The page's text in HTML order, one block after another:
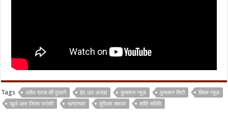
Tags अवैध शराब की दुकाने ईद उल अजहा कुचामन न्यूज़ कुचामन सिटी
क्विक न्यूज़
खुले आम जिस्म फरोशी
भ्रष्टाचार मुस्लिम समाज शांति समिति